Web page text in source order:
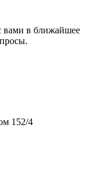
вами в ближайшее
152/4